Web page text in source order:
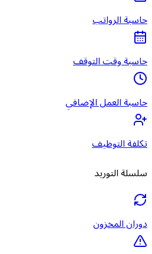
حاسبة الرواتب
حاسبة وقت التوقف
حاسبة العمل الإضافي
تكلفة التوظيف
سلسلة التوريد
دوران المخزون